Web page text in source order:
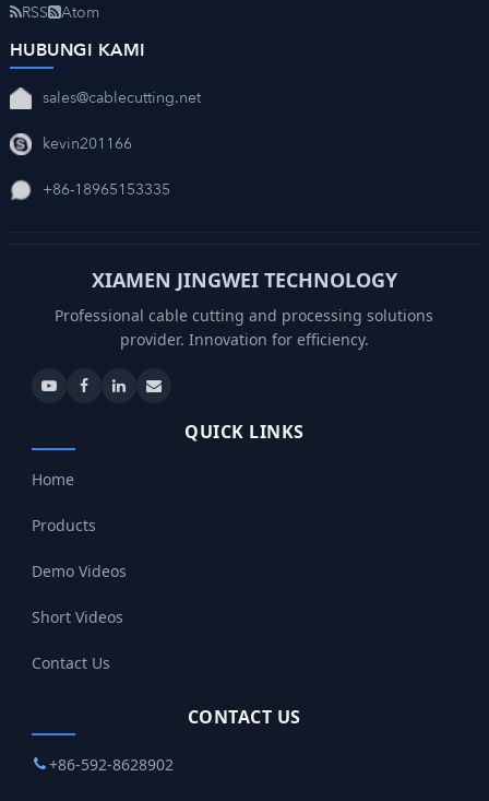
RSS Atom
HUBUNGI KAMI
sales@cablecutting.net
kevin201166
+86-18965153335
XIAMEN JINGWEI TECHNOLOGY
Professional cable cutting and processing solutions
provider. Innovation for efficiency.
QUICK LINKS
Home
Products
Demo Videos
Short Videos
Contact Us
CONTACT US
+86-592-8628902